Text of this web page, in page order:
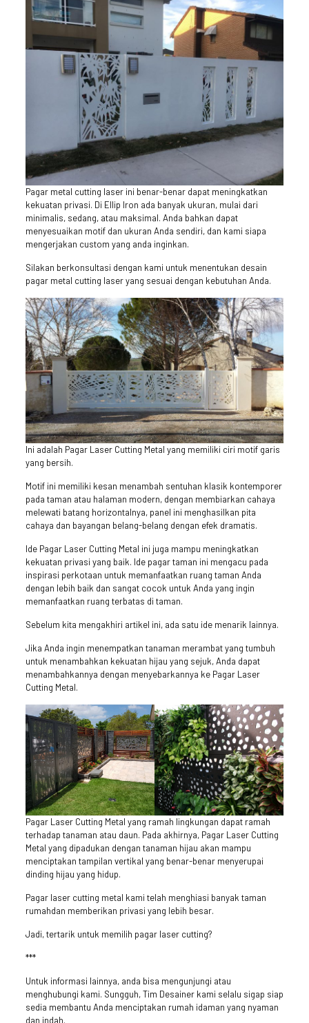
Pagar metal cutting laser ini benar-benar dapat meningkatkan
kekuatan privasi. Di Ellip Iron ada banyak ukuran, mulai dari
minimalis, sedang, atau maksimal. Anda bahkan dapat
menyesuaikan motif dan ukuran Anda sendiri, dan kami siapa
mengerjakan custom yang anda inginkan.
Silakan berkonsultasi dengan kami untuk menentukan desain
pagar metal cutting laser yang sesuai dengan kebutuhan Anda.
Ini adalah Pagar Laser Cutting Metal yang memiliki ciri motif garis
yang bersih.
Motif ini memiliki kesan menambah sentuhan klasik kontemporer
pada taman atau halaman modern, dengan membiarkan cahaya
melewati batang horizontalnya, panel ini menghasilkan pita
cahaya dan bayangan belang-belang dengan efek dramatis.
Ide Pagar Laser Cutting Metal ini juga mampu meningkatkan
kekuatan privasi yang baik. Ide pagar taman ini mengacu pada
inspirasi perkotaan untuk memanfaatkan ruang taman Anda
dengan lebih baik dan sangat cocok untuk Anda yang ingin
memanfaatkan ruang terbatas di taman.
Sebelum kita mengakhiri artikel ini, ada satu ide menarik lainnya.
Jika Anda ingin menempatkan tanaman merambat yang tumbuh
untuk menambahkan kekuatan hijau yang sejuk, Anda dapat
menambahkannya dengan menyebarkannya ke Pagar Laser
Cutting Metal.
Pagar Laser Cutting Metal yang ramah lingkungan dapat ramah
terhadap tanaman atau daun. Pada akhirnya, Pagar Laser Cutting
Metal yang dipadukan dengan tanaman hijau akan mampu
menciptakan tampilan vertikal yang benar-benar menyerupai
dinding hijau yang hidup.
Pagar laser cutting metal kami telah menghiasi banyak taman
rumahdan memberikan privasi yang lebih besar.
Jadi, tertarik untuk memilih pagar laser cutting?
***
Untuk informasi lainnya, anda bisa mengunjungi atau
menghubungi kami. Sungguh, Tim Desainer kami selalu sigap siap
sedia membantu Anda menciptakan rumah idaman yang nyaman
dan indah.